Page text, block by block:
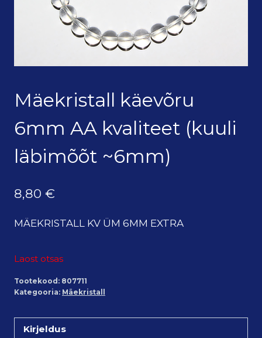
Mäekristall käevõru
6mm AA kvaliteet (kuuli
läbimõõt ~6mm)
8,80 €
MÄEKRISTALL KV ÜM 6MM EXTRA
Laost otsas
Tootekood: 807711
Kategooria: Mäekristall
Kirjeldus